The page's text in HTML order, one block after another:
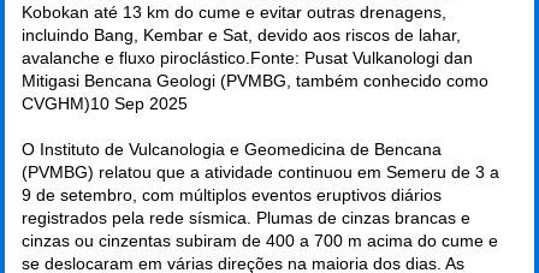
Kobokan até 13 km do cume e evitar outras drenagens,
incluindo Bang, Kembar e Sat, devido aos riscos de lahar,
avalanche e fluxo piroclástico.Fonte: Pusat Vulkanologi dan
Mitigasi Bencana Geologi (PVMBG, também conhecido como
CVGHM)10 Sep 2025
O Instituto de Vulcanologia e Geomedicina de Bencana
(PVMBG) relatou que a atividade continuou em Semeru de 3 a
9 de setembro, com múltiplos eventos eruptivos diários
registrados pela rede sísmica. Plumas de cinzas brancas e
cinzas ou cinzentas subiram de 400 a 700 m acima do cume e
se deslocaram em várias direções na maioria dos dias. As